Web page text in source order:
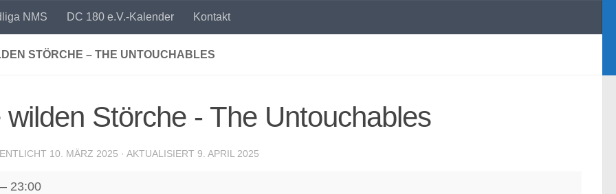
NMS DC 180 e.V.-Kalender Kontakt
STÖRCHE – THE UNTOUCHABLES
wilden Störche - The Untouchables
10. MÄRZ 2025 · AKTUALISIERT 9. APRIL 2025
– 23:00